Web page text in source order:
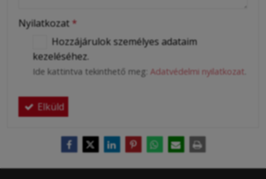
Nyilatkozat *
Hozzájárulok személyes adataim
kezeléséhez.
Ide kattintva tekinthető meg: Adatvédelmi nyilatkozat
Elküld